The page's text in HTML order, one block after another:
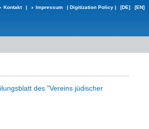
Kontakt | Impressum | Digitization Policy | [DE] [EN]
des "Vereins jüdischer